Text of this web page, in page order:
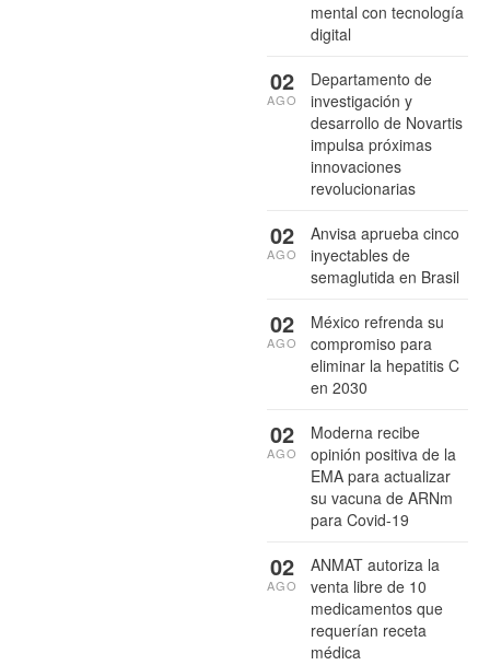
mental con tecnología
digital
Departamento de
investigación y
desarrollo de Novartis
impulsa próximas
innovaciones
revolucionarias
02
AGO
Anvisa aprueba cinco
inyectables de
semaglutida en Brasil
02
AGO
México refrenda su
compromiso para
eliminar la hepatitis C
en 2030
02
AGO
Moderna recibe
opinión positiva de la
EMA para actualizar
su vacuna de ARNm
para Covid-19
02
AGO
ANMAT autoriza la
venta libre de 10
medicamentos que
requerían receta
médica
02
AGO